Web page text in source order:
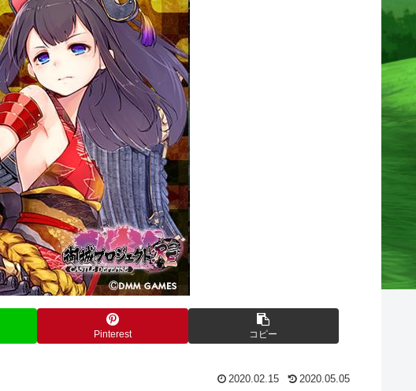
Pinterest コピー
2020.02.15 2020.05.05